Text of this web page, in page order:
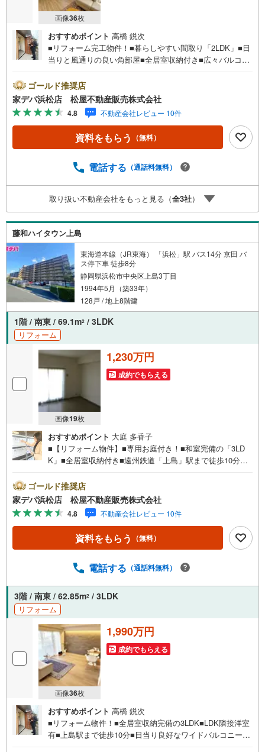
画像36枚
おすすめポイント 高橋 鋭次
■リフォーム完工物件！■暮らしやすい間取り「2LDK」■日
当りと風通りの良い角部屋■全居室収納付き■広々バルコニ
設まで近く生活環境良好●松屋不動産販売株式会社 家デパ
のつよみ●・浜松市中央区に特化し浜名区まで幅広い物件を
取り扱っています！浜松市の物件ならおまかせください。
新築戸建、中古戸建、中古マンション、土地をお客様のご
希望に合わせてご提案いたします！・中古物件のリフォー
ム実績多数！中古物件をご購入の際、約70％という多くの
で、新築同様の快適なお住まいを実現できます。・キッズ
水曜日）この時間帯はお電話でのお問い合わせがスムーズ
にご案内できます。右下の電話ボタンをタッチ！もしくは
お気軽にお電話ください。
ゴールド推奨店
家デパ浜松店 松屋不動産販売株式会社
4.8 不動産会社レビュー 10件
資料をもらう （無料）
電話する （通話料無料）
取り扱い不動産会社をもっと見る（全3社）
藤和ハイタウン上島
東海道本線（JR東海） 「浜松」駅 バス14分 京田 バ
ス停下車 徒歩8分
静岡県浜松市中央区上島3丁目
1994年5月（築33年）
128戸 / 地上8階建
1階 / 南東 / 69.1m2 / 3LDK
リフォーム
画像19枚
1,230万円
成約でもらえる
おすすめポイント 大庭 多香子
■【リフォーム物件】■専用お庭付き！■和室完備の「3LD
K」■全居室収納付き■遠州鉄道「上島」駅まで徒歩10分圏
分 ・曳馬中学校 徒歩25分 ・まつばこども園 徒歩12
分 ・フィール 徒歩6分●松屋不動産販売株式会社 家デパ
のつよみ●・浜松市中央区に特化し浜名区まで幅広い物件を
取り扱っています！浜松市の物件ならおまかせください。
新築戸建、中古戸建、中古マンション、土地をお客様のご
希望に合わせてご提案いたします！・中古物件のリフォー
方々がリフォームを行っています。新築購入より低コスト
スペース用意しております。ぜひご家族そろってご来場く
ださい。・営業時間 午前9時00分～午後6時30分 （定休日:
水曜日）この時間帯はお電話でのお問い合わせがスムーズ
にご案内できます。右下の電話ボタンをタッチ！もしくは
お気軽にお電話ください。
ゴールド推奨店
家デパ浜松店 松屋不動産販売株式会社
4.8 不動産会社レビュー 10件
資料をもらう （無料）
電話する （通話料無料）
3階 / 南東 / 62.85m2 / 3LDK
リフォーム
画像36枚
1,990万円
成約でもらえる
おすすめポイント 高橋 鋭次
■リフォーム物件！■全居室収納完備の3LDK■LDK隣接洋室
有■上島駅まで徒歩10分■日当り良好なワイドバルコニー■